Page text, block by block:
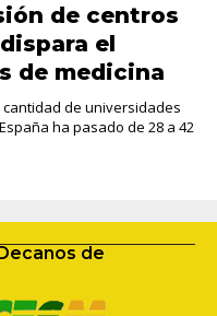
de centros
el
de medicina
cantidad de universidades
ha pasado de 28 a 42